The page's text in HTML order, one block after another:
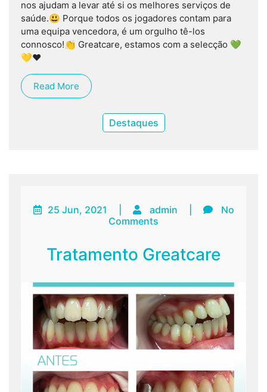
nos ajudam a levar até si os melhores serviços de
saúde.😃 Porque todos os jogadores contam para
uma equipa vencedora, é um orgulho tê-los
connosco!👏 Greatcare, estamos com a selecção 💚
💛❤️
Read More
Destaques
25 Jun, 2021 admin
No
Comments
Tratamento Greatcare